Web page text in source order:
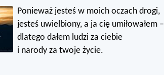
Ponieważ jesteś w moich oczach drogi,
jesteś uwielbiony, a ja cię umiłowałem –
dlatego dałem ludzi za ciebie
i narody za twoje życie.